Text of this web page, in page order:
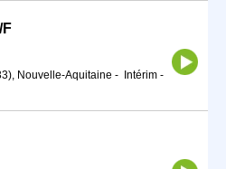
Nouvelle-Aquitaine - Intérim -